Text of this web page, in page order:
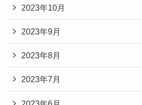
2023年10月
2023年9月
2023年8月
2023年7月